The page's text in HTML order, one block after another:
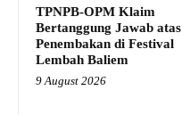
TPNPB-OPM Klaim
Bertanggung Jawab atas
Penembakan di Festival
Lembah Baliem
9 August 2026